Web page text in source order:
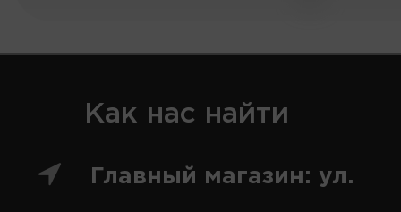
Как нас найти
Главный магазин: ул.